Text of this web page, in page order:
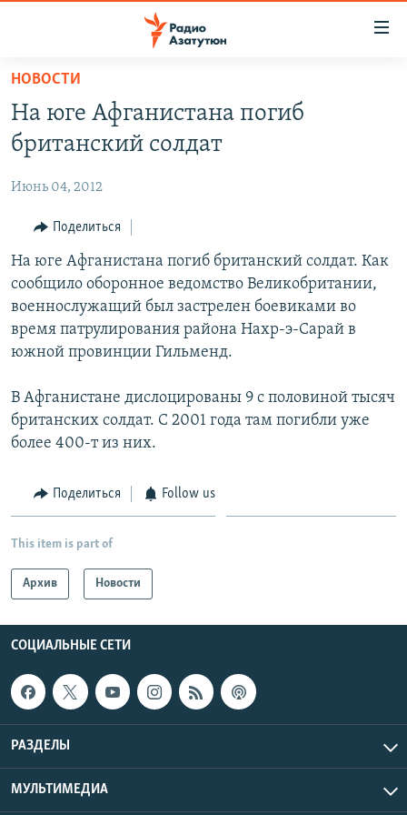
Перейти
основному
содержанию
Перейти
навигации
Перейти
поиску
НОВОСТИ
ПОЛИТИКА
ОБЩЕСТВО
ЭКОНОМИКА
РЕГИОН
НАГОРНЫЙ КАРАБАХ
КУЛЬТУРА
СПОРТ
АРХИВ
Հայերեն
Русский
НОВОСТИ
На юге Афганистана погиб
британский солдат
Июнь 04, 2012
Поделиться
На юге Афганистана погиб британский солдат. Как
сообщило оборонное ведомство Великобритании,
военнослужащий был застрелен боевиками во
время патрулирования района Нахр-э-Сарай в
южной провинции Гильменд.
В Афганистане дислоцированы 9 с половиной тысяч
британских солдат. С 2001 года там погибли уже
более 400-т из них.
Поделиться Follow us
This item is part of
Архив Новости
СОЦИАЛЬНЫЕ СЕТИ
РАЗДЕЛЫ
МУЛЬТИМЕДИА